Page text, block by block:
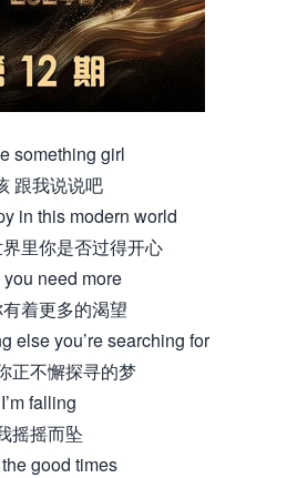
something girl
跟我说说吧
in this modern world
里你是否过得开心
need more
着更多的渴望
else you’re searching for
正不懈探寻的梦
I’m falling
摇摇而坠
good times